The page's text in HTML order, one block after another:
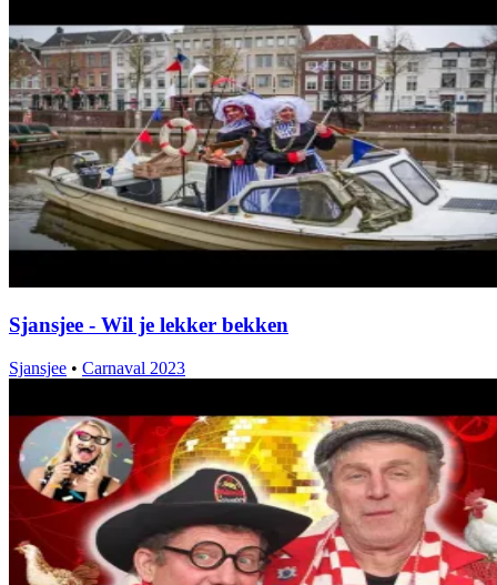
Sjansjee - Wil je lekker bekken
Sjansjee • Carnaval 2023